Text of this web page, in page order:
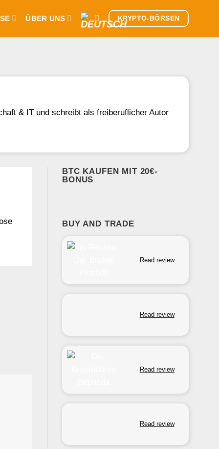
ÜBER UNS KRYPTO-BÖRSEN
& IT und schreibt als freiberuflicher Autor
BTC KAUFEN MIT 20€-
BONUS
BUY AND TRADE
Read review
Read review
Read review
Read review